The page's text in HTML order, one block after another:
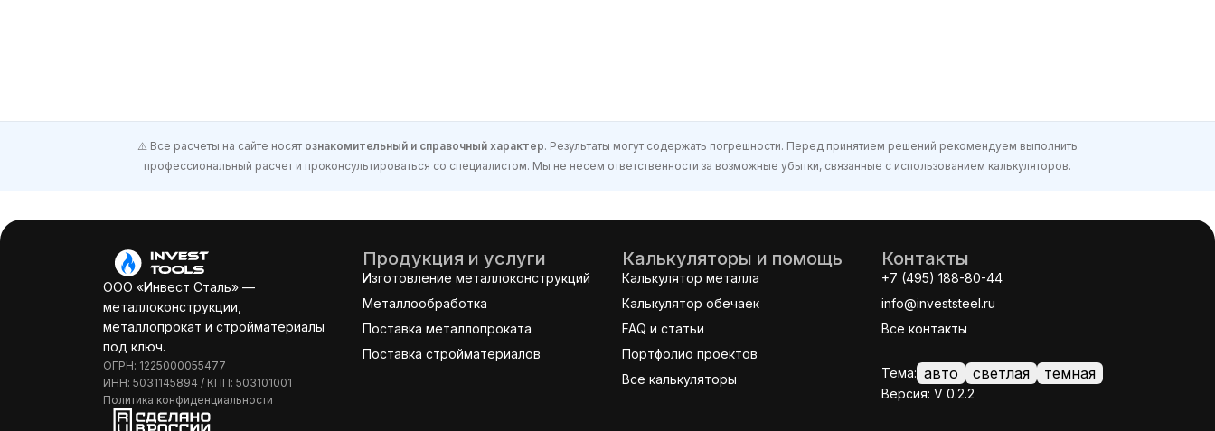
⚠️ Все расчеты на сайте носят ознакомительный и справочный характер. Результаты могут содержать погрешности. Перед принятием решений рекомендуем выполнить
профессиональный расчет и проконсультироваться со специалистом. Мы не несем ответственности за возможные убытки, связанные с использованием калькуляторов.
ООО «Инвест Сталь» —
металлоконструкции,
металлопрокат и стройматериалы
под ключ.
ОГРН: 1225000055477
ИНН: 5031145894 / КПП: 503101001
Политика конфиденциальности
Продукция и услуги
Изготовление металлоконструкций
Металлообработка
Поставка металлопроката
Поставка стройматериалов
Калькуляторы и помощь
Калькулятор металла
Калькулятор обечаек
FAQ и статьи
Портфолио проектов
Все калькуляторы
Контакты
+7 (495) 188-80-44
info@investsteel.ru
Все контакты
Тема: авто светлая темная
Версия: V 0.2.2